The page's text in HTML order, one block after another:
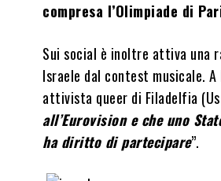
compresa l’Olimpiade di
Sui social è inoltre attiva una
Israele dal contest musicale.
attivista queer di Filadelfia
all’Eurovision e che uno
ha diritto di partecipare”.